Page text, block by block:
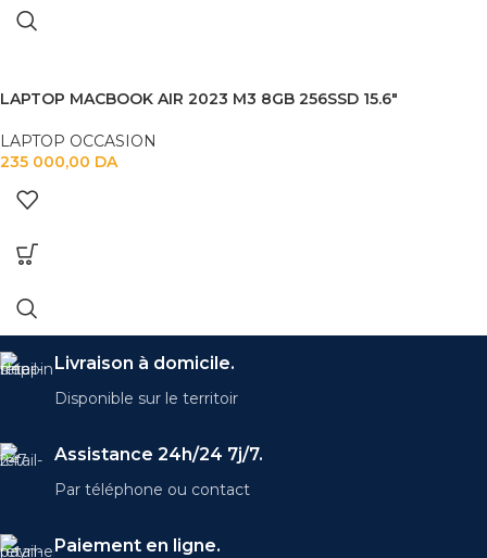
LAPTOP MACBOOK AIR 2023 M3 8GB 256SSD 15.6″
LAPTOP OCCASION
235 000,00 DA
Livraison à domicile.
Disponible sur le territoir
Assistance 24h/24 7j/7.
Par téléphone ou contact
Paiement en ligne.